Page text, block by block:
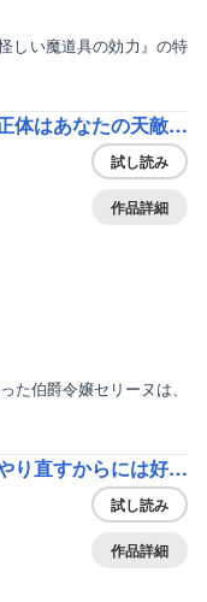
しい魔道具の効力』の特
魔王様に溺愛されていますが、私の正体はあなたの天敵【聖女】です！【特典SS付】
試し読み
作品詳細
た伯爵令嬢セリーヌは、
聖女の力で婚約者を奪われたけど、やり直すからには好きにはさせない【電子特典付き】
試し読み
作品詳細